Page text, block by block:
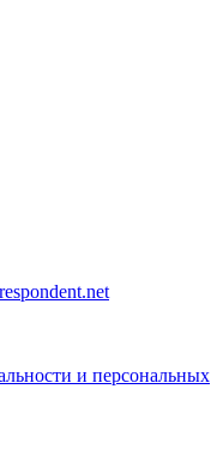
и персональных